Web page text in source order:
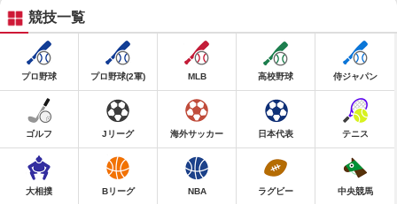
競技一覧
プロ野球 プロ野球(2軍) MLB 高校野球 侍ジャパン
ゴルフ Jリーグ 海外サッカー 日本代表 テニス
大相撲 Bリーグ NBA ラグビー 中央競馬